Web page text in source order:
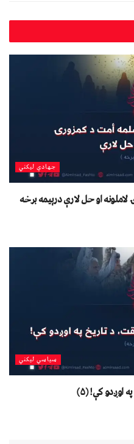
جهادي لیکني
او حل لارې درېیمه برخه
سیاسي لیکني
اوږدو کې! (۵)